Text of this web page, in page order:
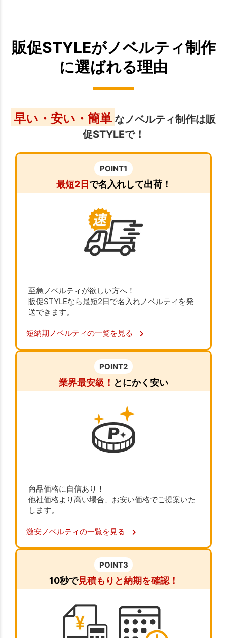
販促STYLEがノベルティ制作
に選ばれる理由
早い・安い・簡単 なノベルティ制作は販
促STYLEで！
POINT1
最短2日で名入れして出荷！
至急ノベルティが欲しい方へ！
販促STYLEなら最短2日で名入れノベルティを発
送できます。
短納期ノベルティの一覧を見る
POINT2
業界最安級！ とにかく安い
商品価格に自信あり！
他社価格より高い場合、お安い価格でご提案いた
します。
激安ノベルティの一覧を見る
POINT3
10秒で見積もりと納期を確認！